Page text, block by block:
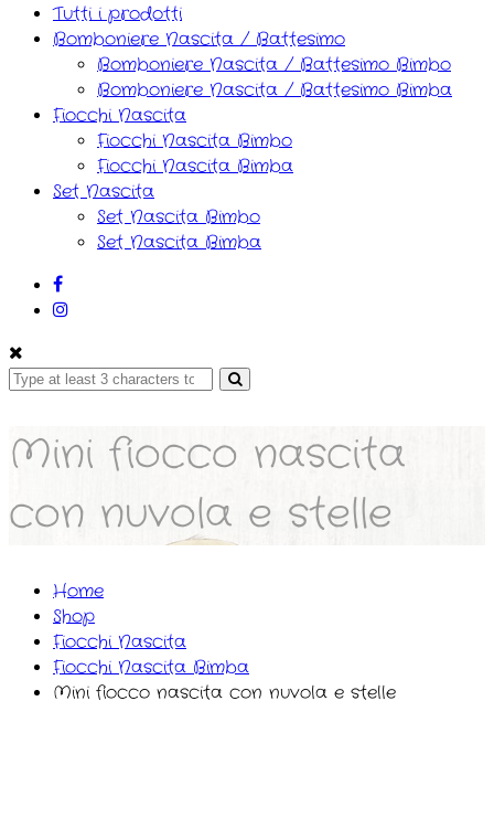
Tutti i prodotti
Bomboniere Nascita / Battesimo
Bomboniere Nascita / Battesimo Bimbo
Bomboniere Nascita / Battesimo Bimba
Fiocchi Nascita
Fiocchi Nascita Bimbo
Fiocchi Nascita Bimba
Set Nascita
Set Nascita Bimbo
Set Nascita Bimba
Mini fiocco nascita
con nuvola e stelle
Home
Shop
Fiocchi Nascita
Fiocchi Nascita Bimba
Mini fiocco nascita con nuvola e stelle